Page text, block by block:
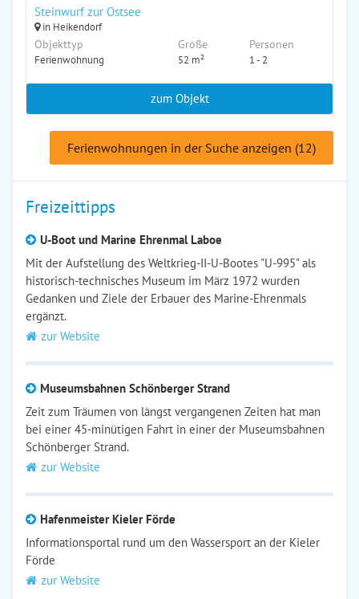
Steinwurf zur Ostsee
in Heikendorf
Objekttyp
Ferienwohnung
Größe
52 m²
Personen
1 - 2
zum Objekt
Ferienwohnungen in der Suche anzeigen (12)
Freizeittipps
U-Boot und Marine Ehrenmal Laboe
Mit der Aufstellung des Weltkrieg-II-U-Bootes "U-995" als
historisch-technisches Museum im März 1972 wurden
Gedanken und Ziele der Erbauer des Marine-Ehrenmals
ergänzt.
zur Website
Museumsbahnen Schönberger Strand
Zeit zum Träumen von längst vergangenen Zeiten hat man
bei einer 45-minütigen Fahrt in einer der Museumsbahnen
Schönberger Strand.
zur Website
Hafenmeister Kieler Förde
Informationsportal rund um den Wassersport an der Kieler
Förde
zur Website